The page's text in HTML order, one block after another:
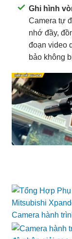
Ghi hình
Camera tự
nhớ đầy,
đoạn video
bảo không